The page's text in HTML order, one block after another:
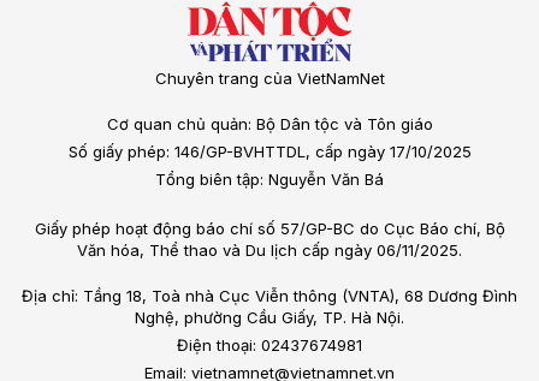
Chuyên trang của VietNamNet
Cơ quan chủ quản: Bộ Dân tộc và Tôn giáo
Số giấy phép: 146/GP-BVHTTDL, cấp ngày 17/10/2025
Tổng biên tập: Nguyễn Văn Bá
Giấy phép hoạt động báo chí số 57/GP-BC do Cục Báo chí, Bộ
Văn hóa, Thể thao và Du lịch cấp ngày 06/11/2025.
Địa chỉ: Tầng 18, Toà nhà Cục Viễn thông (VNTA), 68 Dương Đình
Nghệ, phường Cầu Giấy, TP. Hà Nội.
Điện thoại: 02437674981
Email: vietnamnet@vietnamnet.vn